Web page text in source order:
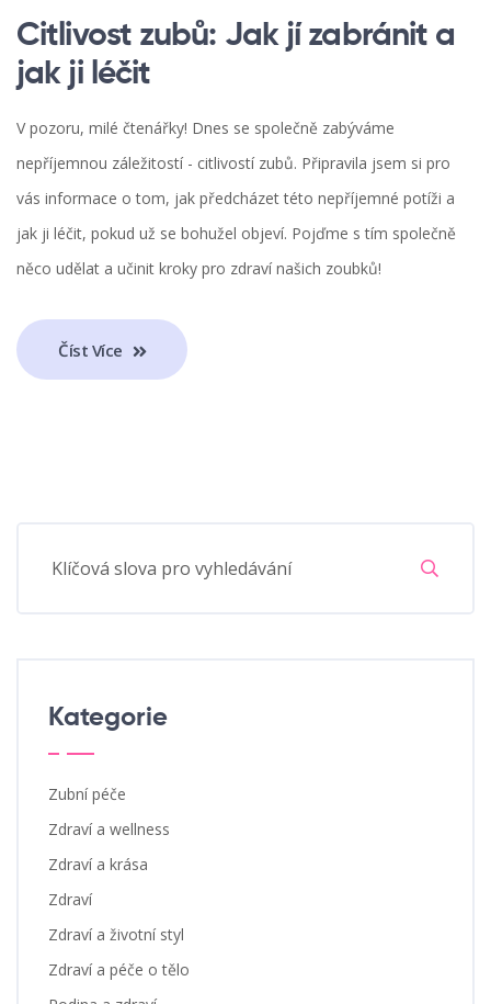
Citlivost zubů: Jak jí zabránit a
jak ji léčit
V pozoru, milé čtenářky! Dnes se společně zabýváme
nepříjemnou záležitostí - citlivostí zubů. Připravila jsem si pro
vás informace o tom, jak předcházet této nepříjemné potíži a
jak ji léčit, pokud už se bohužel objeví. Pojďme s tím společně
něco udělat a učinit kroky pro zdraví našich zoubků!
Číst Více
Kategorie
Zubní péče
Zdraví a wellness
Zdraví a krása
Zdraví
Zdraví a životní styl
Zdraví a péče o tělo